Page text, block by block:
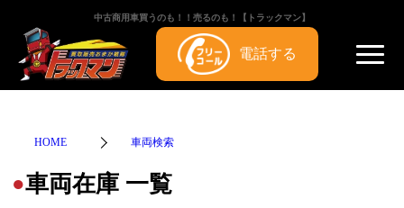
中古商用車買うのも！！売るのも！【トラックマン】
電話する
HOME 車両検索
●車両在庫 一覧